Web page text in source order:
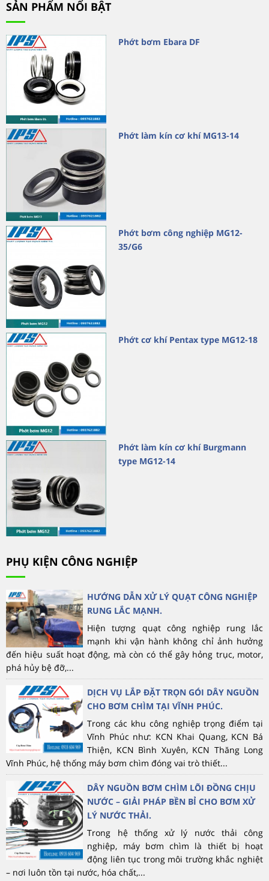
SẢN PHẨM NỔI BẬT
Phớt bơm Ebara DF
Phớt làm kín cơ khí MG13-14
Phớt bơm công nghiệp MG12-
35/G6
Phớt cơ khí Pentax type MG12-18
Phớt làm kín cơ khí Burgmann
type MG12-14
PHỤ KIỆN CÔNG NGHIỆP
HƯỚNG DẪN XỬ LÝ QUẠT CÔNG NGHIỆP
RUNG LẮC MẠNH.
Hiện tượng quạt công nghiệp rung lắc
mạnh khi vận hành không chỉ ảnh hưởng
đến hiệu suất hoạt động, mà còn có thể gây hỏng trục, motor,
phá hủy bệ đỡ,...
DỊCH VỤ LẮP ĐẶT TRỌN GÓI DÂY NGUỒN
CHO BƠM CHÌM TẠI VĨNH PHÚC.
Trong các khu công nghiệp trọng điểm tại
Vĩnh Phúc như: KCN Khai Quang, KCN Bá
Thiện, KCN Bình Xuyên, KCN Thăng Long
Vĩnh Phúc, hệ thống máy bơm chìm đóng vai trò thiết...
DÂY NGUỒN BƠM CHÌM LÕI ĐỒNG CHỊU
NƯỚC – GIẢI PHÁP BỀN BỈ CHO BƠM XỬ
LÝ NƯỚC THẢI.
Trong hệ thống xử lý nước thải công
nghiệp, máy bơm chìm là thiết bị hoạt
động liên tục trong môi trường khắc nghiệt
– nơi luôn tồn tại nước, hóa chất,...